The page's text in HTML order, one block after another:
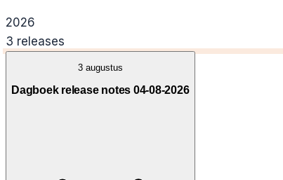
2026
3 releases
3 augustus
Dagboek release notes 04-08-2026